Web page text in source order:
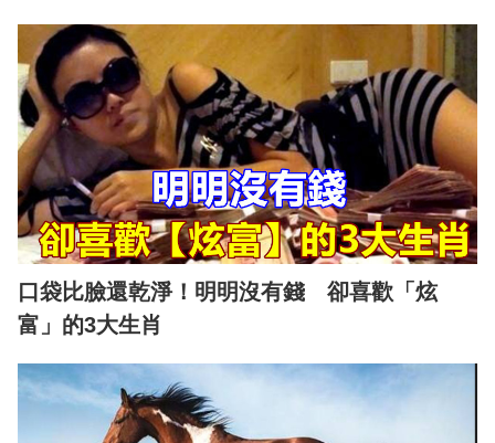
口袋比臉還乾淨！明明沒有錢 卻喜歡「炫
富」的3大生肖